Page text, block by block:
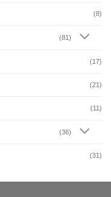
(8)
(81)
(17)
(21)
(11)
(36)
(31)